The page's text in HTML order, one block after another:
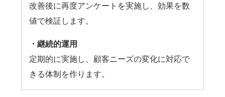
改善後に再度アンケートを実施し、効果を数
値で検証します。
・継続的運用
定期的に実施し、顧客ニーズの変化に対応で
きる体制を作ります。